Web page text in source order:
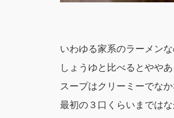
いわゆる家系のラーメン
しょうゆと比べるとややあ
スープはクリーミーでな
最初の３口くらいまでは